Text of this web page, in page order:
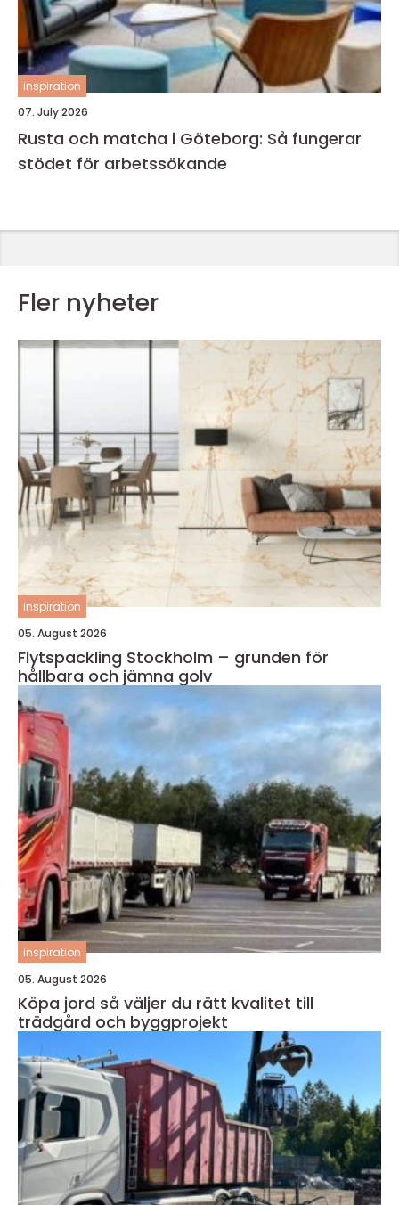
inspiration
07. July 2026
Rusta och matcha i Göteborg: Så fungerar
stödet för arbetssökande
Fler nyheter
inspiration
05. August 2026
Flytspackling Stockholm – grunden för
hållbara och jämna golv
inspiration
05. August 2026
Köpa jord så väljer du rätt kvalitet till
trädgård och byggprojekt